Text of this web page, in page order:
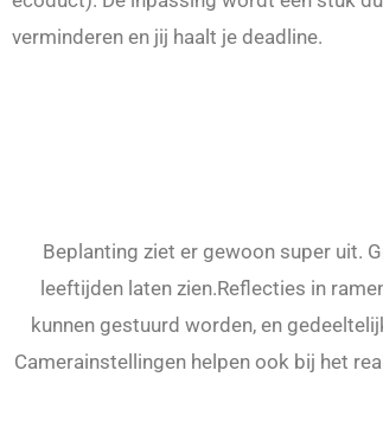
verminderen en jij haalt je deadline.
Beplanting ziet er gewoon super uit.
leeftijden laten zien.Reflecties in
kunnen gestuurd worden, en
Camerainstellingen helpen ook bij het